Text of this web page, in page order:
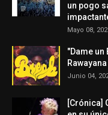
un pogo
Mayo 08,
"Dame
Rawayana
Junio 04,
[Crónica]